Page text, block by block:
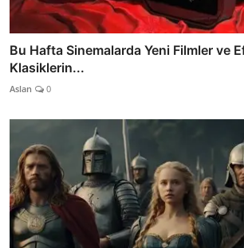
Bu Hafta Sinemalarda Yeni Filmler ve
Klasiklerin...
Aslan 0